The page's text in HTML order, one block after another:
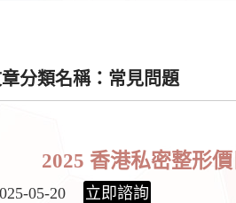
分類名稱：常見問題
2025 香港私密整形
05-20 立即諮詢